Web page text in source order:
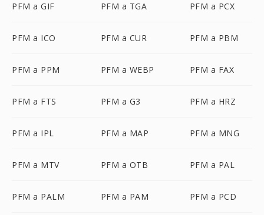
PFM a GIF PFM a TGA PFM a PCX
PFM a ICO PFM a CUR PFM a PBM
PFM a PPM PFM a WEBP PFM a FAX
PFM a FTS PFM a G3 PFM a HRZ
PFM a IPL PFM a MAP PFM a MNG
PFM a MTV PFM a OTB PFM a PAL
PFM a PALM PFM a PAM PFM a PCD